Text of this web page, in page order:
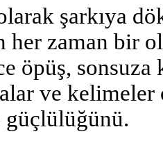
şarkıya
her zaman bir
öpüş,
ve
güçlülüğünü.